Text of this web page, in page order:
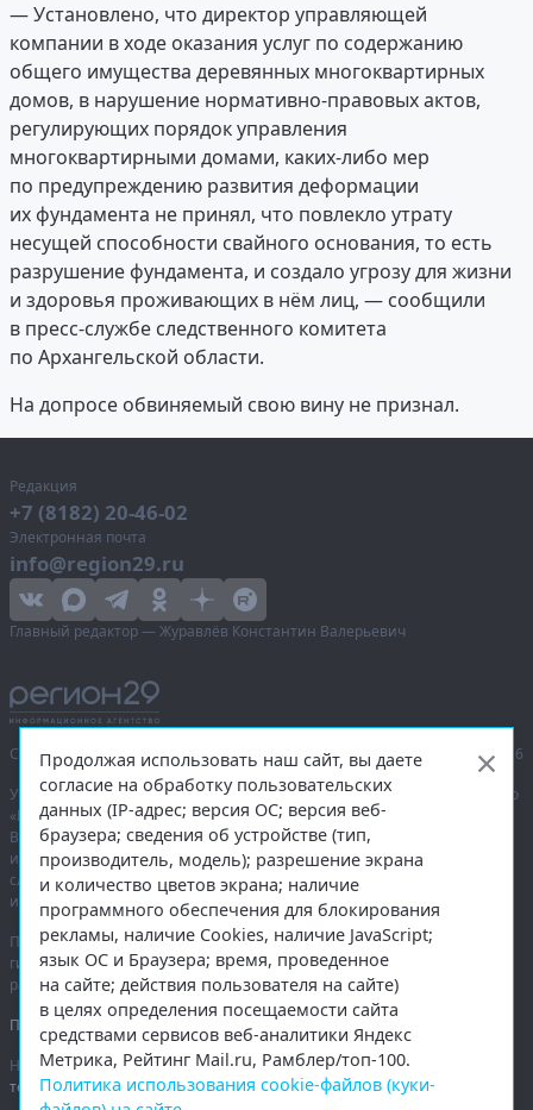
— Установлено, что директор управляющей
компании в ходе оказания услуг по содержанию
общего имущества деревянных многоквартирных
домов, в нарушение нормативно-правовых актов,
регулирующих порядок управления
многоквартирными домами, каких-либо мер
по предупреждению развития деформации
их фундамента не принял, что повлекло утрату
несущей способности свайного основания, то есть
разрушение фундамента, и создало угрозу для жизни
и здоровья проживающих в нём лиц, — сообщили
в пресс-службе следственного комитета
по Архангельской области.
На допросе обвиняемый свою вину не признал.
Редакция
+7 (8182) 20-46-02
Электронная почта
info@region29.ru
Главный редактор — Журавлёв Константин Валерьевич
Сетевое издание «Информационное агентство Регион 29»,
© 2016–2026
Учредитель — общество с ограниченной ответственностью «Агентство
«Правда Севера».
Выписка из реестра зарегистрированных средств массовой
информации:ЭЛ № ФС 77-74226от 09.11.2018 выдано Федеральной
службой по надзору в сфере связи, информационных технологий
и массовых коммуникаций (Роскомнадзор).
При полном или частичном использовании любых материалов
гиперссылка на region29.ruобязательна. Копирование материалов без
разрешения администрации сайта запрещено.
Правовая информация
На информационном ресурсе применяютсярекомендательные
технологии.
Продолжая использовать наш сайт, вы даете
согласие на обработку пользовательских
данных (IP-адрес; версия ОС; версия веб-
браузера; сведения об устройстве (тип,
производитель, модель); разрешение экрана
и количество цветов экрана; наличие
программного обеспечения для блокирования
рекламы, наличие Cookies, наличие JavaScript;
язык ОС и Браузера; время, проведенное
на сайте; действия пользователя на сайте)
в целях определения посещаемости сайта
средствами сервисов веб-аналитики Яндекс
Метрика, Рейтинг Mail.ru, Рамблер/топ-100.
Политика использования cookie-файлов (куки-